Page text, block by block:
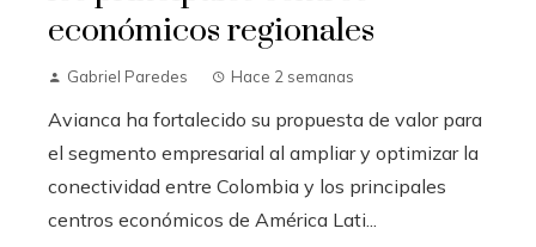
económicos regionales
Gabriel Paredes Hace 2 semanas
Avianca ha fortalecido su propuesta de valor para
el segmento empresarial al ampliar y optimizar la
conectividad entre Colombia y los principales
centros económicos de América Lati...